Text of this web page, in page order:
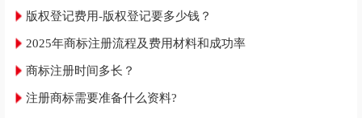
版权登记费用-版权登记要多少钱？
2025年商标注册流程及费用材料和成功率
商标注册时间多长？
注册商标需要准备什么资料?